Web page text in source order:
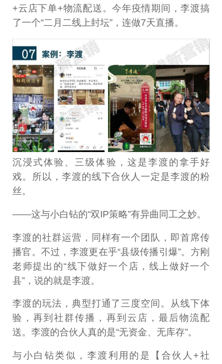
+云店下单+物流配送。今年疫情期间，李渡搞
了一个“二月二线上封坛”，连做7天直播。
沉浸式体验、三级体验，这是李渡的拿手好
戏。所以，李渡的线下合伙人一定是李渡的粉
丝。
——这与小白钻的“双IP策略”有异曲同工之妙。
李渡的社群运营，同样有一个团队，即首席传
播官。不过，李渡更在乎“县级传播引爆”。方刚
老师提出的“线下做好一个店，线上做好一个
县”，说的就是李渡。
李渡的玩法，典型打通了三度空间。从线下体
验，再到社群传播，再到云店，最后物流配
送。李渡的合伙人真的是“无资金、无库存”。
与小白钻类似，李渡利用的是【合伙人+社